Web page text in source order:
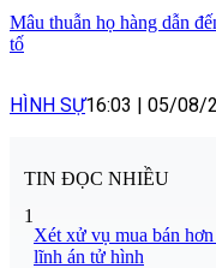
Mâu thuẫn họ hàng dẫn
tố
HÌNH SỰ16:03 05/08/
TIN ĐỌC NHIỀU
1
Xét xử vụ mua bán
lĩnh án tử hình